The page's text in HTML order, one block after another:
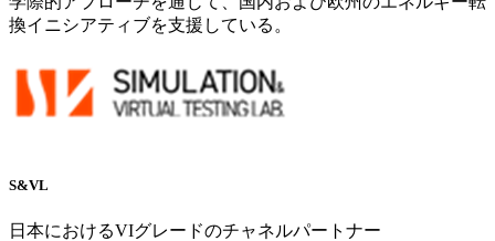
換イニシアティブを支援している。
S&VL
日本におけるVIグレードのチャネルパートナー